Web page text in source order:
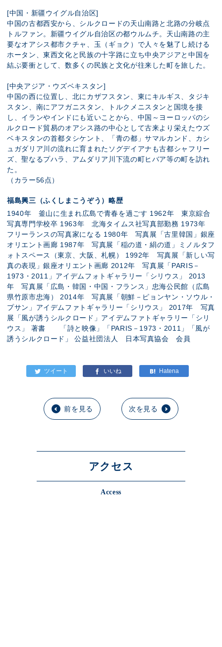
[中国・新疆ウイグル自治区]
中国の古都西安から、シルクロードの天山南路と北路の分岐点
トルファン。新疆ウイグル自治区の都ウルムチ。天山南路の主
要なオアシス都市クチャ、玉（ギョク）で人々を魅了し続ける
ホータン、東西文化と民族の十字路に立ち中央アジアと中国を
結ぶ要衝として、数多くの民族と文化が往来した町を旅した。
[中央アジア・ウズベキスタン]
中国の西に位置し、北にカザフスタン、東にキルギス、タジキ
スタン、南にアフガニスタン、トルクメニスタンと国境を接
し、イランやインドにも近いことから、中国～ヨーロッパのシ
ルクロード貿易のオアシス路の中心として古来より栄えたウズ
ベキスタンの首都タシケント、「青の都」サマルカンド、カシ
ュガダリア川の流れに育まれたソグデイアナも古都シャフリー
ズ、聖なるプハラ、アムダリア川下流の町ヒバア等の町を訪れ
た。
（カラー56点）
福島興三（ふくしまこうぞう）略歴
1940年 釜山に生まれ広島で青春を過ごす 1962年 東京綜合
写真専門学校卒 1963年 北海タイムス社写真部勤務 1973年
フリーランスの写真家になる 1980年 写真展「古里韓国」銀座
オリエント画廊 1987年 写真展「稲の道・絹の道」ミノルタフ
ォトスペース（東京、大阪、札幌） 1992年 写真展「新しい写
真の表現」銀座オリエント画廊 2012年 写真展「PARIS－
1973・2011」アイデムフォトギャラリー「シリウス」 2013
年 写真展「広島・韓国・中国・フランス」忠海公民館（広島
県竹原市忠海） 2014年 写真展「朝鮮－ピョンヤン・ソウル・
プサン」アイデムファトギャラリー「シリウス」 2017年 写真
展「風が誘うシルクロード」アイデムファトギャラリー「シリ
ウス」 著書 「詩と映像」「PARIS－1973・2011」「風が
誘うシルクロード」 公益社団法人 日本写真協会 会員
前を見る 次を見る
アクセス
Access